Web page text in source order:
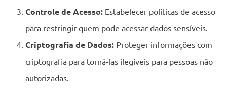
Controle de Acesso: Estabelecer políticas de acesso
para restringir quem pode acessar dados sensíveis.
Criptografia de Dados: Proteger informações com
criptografia para torná-las ilegíveis para pessoas não
autorizadas.